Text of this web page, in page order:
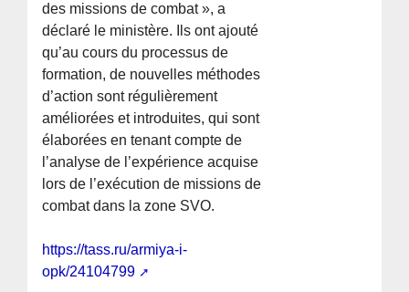
des missions de combat », a
déclaré le ministère. Ils ont ajouté
qu’au cours du processus de
formation, de nouvelles méthodes
d’action sont régulièrement
améliorées et introduites, qui sont
élaborées en tenant compte de
l’analyse de l’expérience acquise
lors de l’exécution de missions de
combat dans la zone SVO.
https://tass.ru/armiya-i-
opk/24104799